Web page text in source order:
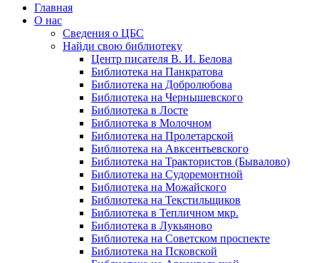
Главная
О нас
Сведения о ЦБС
Найди свою библиотеку
Центр писателя В. И. Белова
Библиотека на Панкратова
Библиотека на Добролюбова
Библиотека на Чернышевского
Библиотека в Лосте
Библиотека в Молочном
Библиотека на Пролетарской
Библиотека на Авксентьевского
Библиотека на Трактористов (Бывалово)
Библиотека на Судоремонтной
Библиотека на Можайского
Библиотека на Текстильщиков
Библиотека в Тепличном мкр.
Библиотека в Лукьяново
Библиотека на Советском проспекте
Библиотека на Псковской